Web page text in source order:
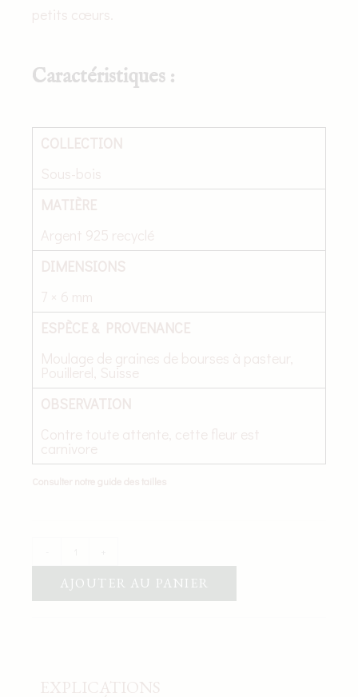
petits cœurs.
Caractéristiques :
COLLECTION
Sous-bois
MATIÈRE
Argent 925 recyclé
DIMENSIONS
7 × 6 mm
ESPÈCE & PROVENANCE
Moulage de graines de bourses à pasteur,
Pouillerel, Suisse
OBSERVATION
Contre toute attente, cette fleur est
carnivore
Consulter notre guide des tailles
AJOUTER AU PANIER
EXPLICATIONS